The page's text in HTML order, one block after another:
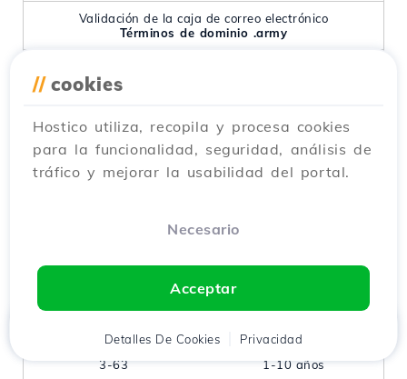
Validación de la caja de correo electrónico
Términos de dominio .army
3-64
40 días
$59.99
Activación
$46.79
Art
3-63
1-10 años
// cookies
Hostico utiliza, recopila y procesa cookies
para la funcionalidad, seguridad, análisis de
tráfico y mejorar la usabilidad del portal.
Necesario
Acceptar
Detalles De Cookies Privacidad
Cliente Carrito Chat